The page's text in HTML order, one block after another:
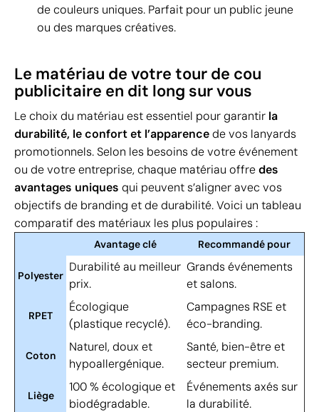
de couleurs uniques. Parfait pour un public jeune
ou des marques créatives.
Le matériau de votre tour de cou
publicitaire en dit long sur vous
Le choix du matériau est essentiel pour garantir la
durabilité, le confort et l’apparencede vos lanyards
promotionnels. Selon les besoins de votre événement
ou de votre entreprise, chaque matériau offredes
avantages uniques qui peuvent s’aligner avec vos
objectifs de branding et de durabilité. Voici un tableau
comparatif des matériaux les plus populaires :
Avantage clé Recommandé pour
Polyester
Durabilité au meilleur
prix.
Grands événements
et salons.
RPET
Écologique
(plastique recyclé).
Campagnes RSE et
éco-branding.
Coton
Naturel, doux et
hypoallergénique.
Santé, bien-être et
secteur premium.
Liège
100 % écologique et
biodégradable.
Événements axés sur
la durabilité.